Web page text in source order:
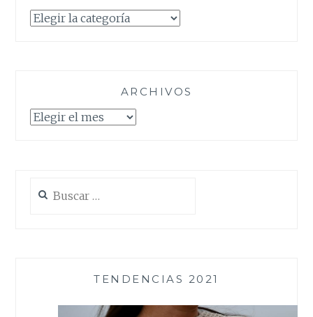
Categorías
ARCHIVOS
Archivos
TENDENCIAS 2021